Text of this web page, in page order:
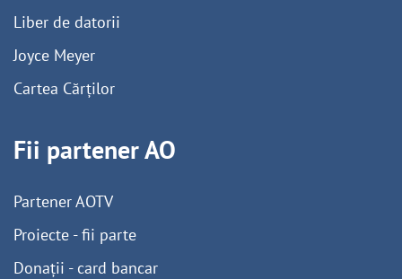
Liber de datorii
Joyce Meyer
Cartea Cărților
Fii partener AO
Partener AOTV
Proiecte - fii parte
Donații - card bancar